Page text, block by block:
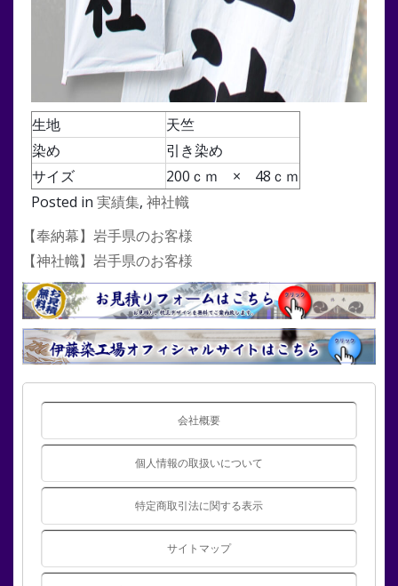
生地
天竺
染め
引き染め
サイズ
200ｃｍ × 48ｃｍ
Posted in 実績集, 神社幟
投
稿
ナ
ビ
ゲ
ー
シ
ョ
ン
【奉納幕】岩手県のお客様
【神社幟】岩手県のお客様
会社概要
個人情報の取扱いについて
特定商取引法に関する表示
サイトマップ